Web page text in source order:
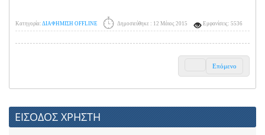
Κατηγορία: ΔΙΑΦΗΜΙΣΗ OFFLINE Δημοσιεύθηκε : 12 Μάιος 2015 Εμφανίσεις: 5536
Επόμενο
ΕΙΣΟΔΟΣ ΧΡΗΣΤΗ